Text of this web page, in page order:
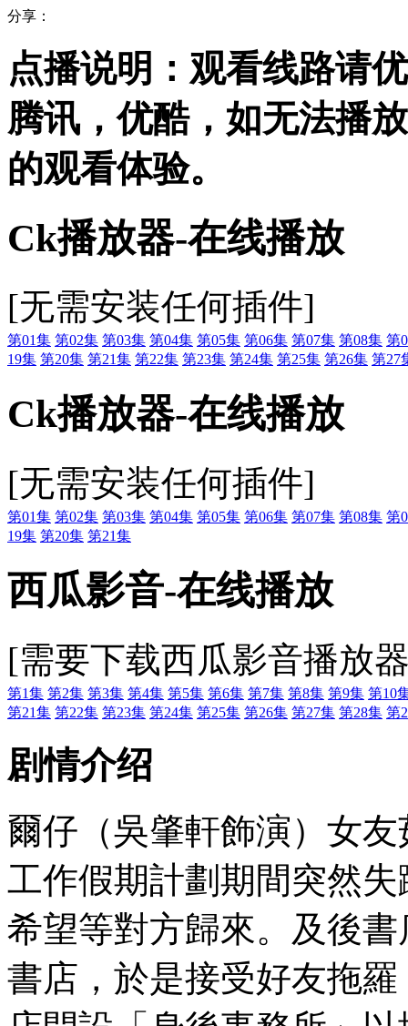
分享：
点播说明 ：观看线路请
腾讯，优酷， 如无法播
的观看体验。
Ck播放器-在线播放
[无需安装任何插件]
第01集 第02集 第03集 第04集 第05集 第06集 第07集 第08集 第
19集 第20集 第21集 第22集 第23集 第24集 第25集 第26集 第27
Ck播放器-在线播放
[无需安装任何插件]
第01集 第02集 第03集 第04集 第05集 第06集 第07集 第08集 第
19集 第20集 第21集
西瓜影音-在线播放
[需要下载西瓜影音播放
第1集 第2集 第3集 第4集 第5集 第6集 第7集 第8集 第9集 第10
第21集 第22集 第23集 第24集 第25集 第26集 第27集 第28集 第
剧情介绍
爾仔（吳肇軒飾演）女
工作假期計劃期間突然
希望等對方歸來。及後
書店，於是接受好友拖